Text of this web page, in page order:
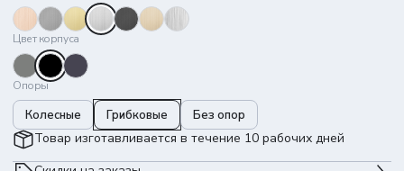
Цвет корпуса
Опоры
Колесные Грибковые Без опор
Товар изготавливается в течение 10 рабочих дней